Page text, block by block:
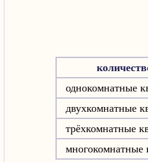
однокомнатные
двухкомнатные
трёхкомнатные
многокомнатные